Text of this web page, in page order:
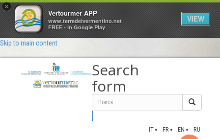
×
Vertourmer APP
www.terredelvermentino.net
FREE - In Google Play
VIEW
Skip to main content
Search
form
IT FR EN RU